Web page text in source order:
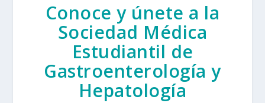
Conoce y únete a la
Sociedad Médica
Estudiantil de
Gastroenterología y
Hepatología